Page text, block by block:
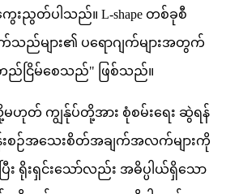
းညွတ်ပါသည်။ L-shape တစ်ခုစီ
ည်များ၏ ပရောဂျက်များအတွက်
ည်ငြိမ်စေသည်" ဖြစ်သည်။
ဟုတ် ကျွန်ုပ်တို့အား စုံစမ်းရေး ဆွဲရန်
စဉ်အသေးစိတ်အချက်အလက်များကို
ြီး ရိုးရှင်းသော်လည်း အဓိပ္ပါယ်ရှိသော